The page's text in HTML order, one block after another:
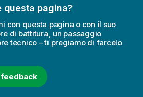
questa pagina?
con questa pagina o con il suo
di battitura, un passaggio
tecnico – ti pregiamo di farcelo
feedback